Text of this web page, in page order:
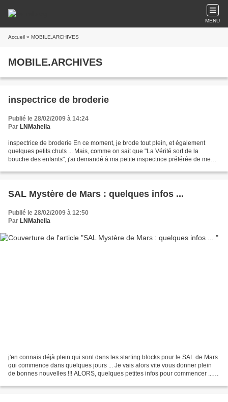
MENU
Accueil » MOBILE.ARCHIVES
MOBILE.ARCHIVES
inspectrice de broderie
Publié le 28/02/2009 à 14:24
Par LNMahelia
inspectrice de broderie En ce moment, je brode tout plein, et également
quelques petits chuts ... Mais, comme on sait que "La Vérité sort de la
bouche des enfants", j'ai demandé à ma petite inspectrice préférée de me
SAL Mystère de Mars : quelques infos ...
Publié le 28/02/2009 à 12:50
Par LNMahelia
j'en connais déjà plein qui sont dans les starting blocks pour le SAL de Mars
qui commence dans quelques jours ... Je vais alors vite vous donner plein
de bonnes nouvelles !!! ALORS, quelques petites infos pour commencer ... :